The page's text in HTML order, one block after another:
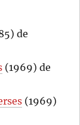
de
(1969) de
(1969)